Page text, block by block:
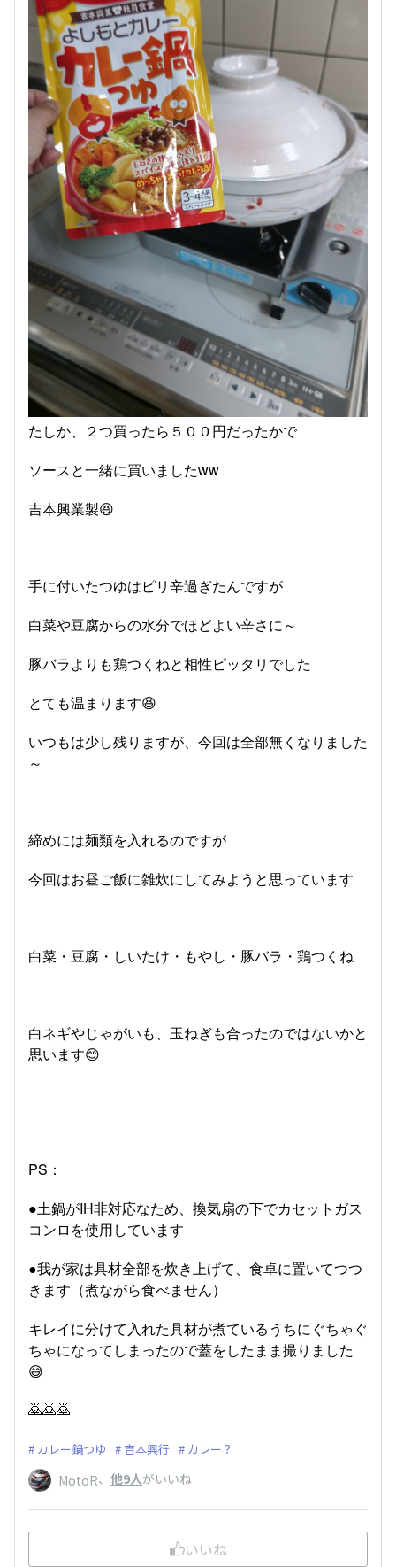
たしか、２つ買ったら５００円だったかで
ソースと一緒に買いましたww
吉本興業製😆
手に付いたつゆはピリ辛過ぎたんですが
白菜や豆腐からの水分でほどよい辛さに～
豚バラよりも鶏つくねと相性ピッタリでした
とても温まります😆
いつもは少し残りますが、今回は全部無くなりました
～
締めには麺類を入れるのですが
今回はお昼ご飯に雑炊にしてみようと思っています
白菜・豆腐・しいたけ・もやし・豚バラ・鶏つくね
白ネギやじゃがいも、玉ねぎも合ったのではないかと
思います😊
PS：
●土鍋がIH非対応なため、換気扇の下でカセットガス
コンロを使用しています
●我が家は具材全部を炊き上げて、食卓に置いてつつ
きます（煮ながら食べません）
キレイに分けて入れた具材が煮ているうちにぐちゃぐ
ちゃになってしまったので蓋をしたまま撮りました
😅
🙇🙇🙇
カレー鍋つゆ 吉本興行 カレー？
MotoR、 他9人がいいね
いいね